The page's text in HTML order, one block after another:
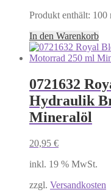
Produkt enthält: 100
In den Warenkorb
0721632
Hydraulik
Mineralöl
20,95 €
inkl. 19 % MwSt.
zzgl. Versandkosten